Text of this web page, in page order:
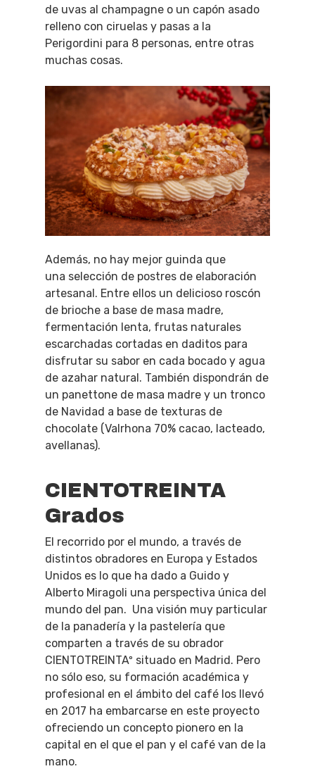
de uvas al champagne o un capón asado
relleno con ciruelas y pasas a la
Perigordini para 8 personas, entre otras
muchas cosas.
Además, no hay mejor guinda que
una selección de postres de elaboración
artesanal. Entre ellos un delicioso roscón
de brioche a base de masa madre,
fermentación lenta, frutas naturales
escarchadas cortadas en daditos para
disfrutar su sabor en cada bocado y agua
de azahar natural. También dispondrán de
un panettone de masa madre y un tronco
de Navidad a base de texturas de
chocolate (Valrhona 70% cacao, lacteado,
avellanas).
CIENTOTREINTA
Grados
El recorrido por el mundo, a través de
distintos obradores en Europa y Estados
Unidos es lo que ha dado a Guido y
Alberto Miragoli una perspectiva única del
mundo del pan. Una visión muy particular
de la panadería y la pastelería que
comparten a través de su obrador
CIENTOTREINTAº situado en Madrid. Pero
no sólo eso, su formación académica y
profesional en el ámbito del café los llevó
en 2017 ha embarcarse en este proyecto
ofreciendo un concepto pionero en la
capital en el que el pan y el café van de la
mano.